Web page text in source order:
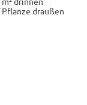
draußen